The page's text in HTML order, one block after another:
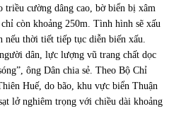
triều cường dâng cao, bờ biển bị xâm
còn khoảng 250m. Tình hình sẽ xấu
thời tiết tiếp tục diễn biến xấu.
dân, lực lượng vũ trang chất dọc
ông Dân chia sẻ. Theo Bộ Chỉ
Huế, do bão, khu vực biển Thuận
lở nghiêm trọng với chiều dài khoảng